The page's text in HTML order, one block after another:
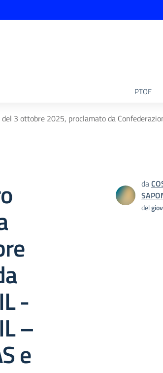
PTOF
3 ottobre 2025, proclamato da
-
–
e
da
del